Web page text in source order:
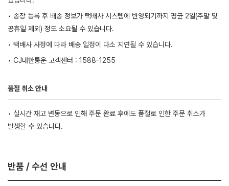
• 송장 등록 후 배송 정보가 택배사 시스템에 반영되기까지 평균 2일(주말 및
공휴일 제외) 정도 소요될 수 있습니다.
• 택배사 사정에 따라 배송 일정이 다소 지연될 수 있습니다.
• CJ대한통운 고객센터 : 1588-1255
품절 취소 안내
• 실시간 재고 변동으로 인해 주문 완료 후에도 품절로 인한 주문 취소가
발생할 수 있습니다.
반품 / 수선 안내